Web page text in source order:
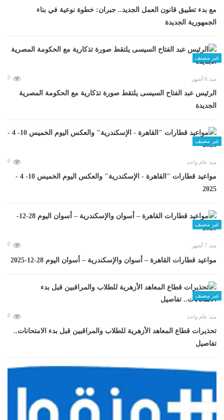
مع بدء تطبيق قانون العمل الجديد.. جبران: خطوة نوعية في بناء
الجمهورية الجديدة
غير مصنف
منذ 6 أشهر 0
الرئيس عبد الفتاح السيسى يلتقط صورة تذكارية مع الحكومة المصرية
الجديدة
غير مصنف
منذ عام واحد 0
مواعيد قطارات "القاهرة - الإسكندرية" والعكس اليوم الخميس 10- 4 -
2025
غير مصنف
منذ 7 أشهر 0
مواعيد قطارات القاهرة – أسوان والإسكندرية – أسوان اليوم 28-12-2025
غير مصنف
منذ عام واحد 0
تحذيرات قطاع المعاهد الأزهرية للطلاب والمراقبين قبل بدء الامتحانات..
تفاصيل